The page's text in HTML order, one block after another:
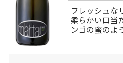
フレッシュな
柔らかい口当
ンゴの蜜のよ